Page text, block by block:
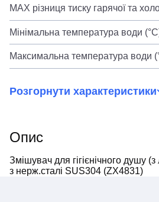
MAX різниця тиску гарячої та
Мінімальна температура води
Максимальна температура води
Розгорнути характеристики
Опис
Змішувач для гігієнічного душу
з нерж.сталі SUS304 (ZX4831)